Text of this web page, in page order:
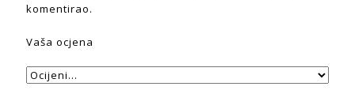
komentirao.
Vaša ocjena